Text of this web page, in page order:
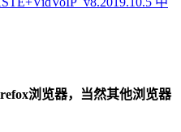
浏览器，当然其他浏览器